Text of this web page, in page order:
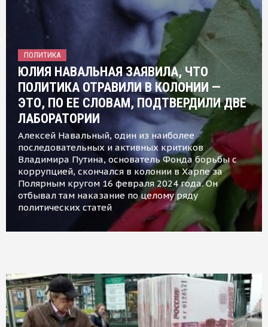
ПОЛИТИКА
ЮЛИЯ НАВАЛЬНАЯ ЗАЯВИЛА, ЧТО
ПОЛИТИКА ОТРАВИЛИ В КОЛОНИИ —
ЭТО, ПО ЕЕ СЛОВАМ, ПОДТВЕРДИЛИ ДВЕ
ЛАБОРАТОРИИ
Алексей Навальный, один из наиболее
последовательных и активных критиков
Владимира Путина, основатель Фонда борьбы с
коррупцией, скончался в колонии в Харпе за
Полярным кругом 16 февраля 2024 года. Он
отбывал там наказание по целому ряду
политических статей